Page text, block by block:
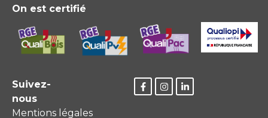
On est certifié
Suivez-
nous
Mentions légales